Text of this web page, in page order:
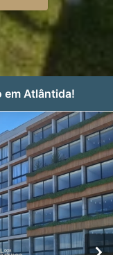
em Atlântida!